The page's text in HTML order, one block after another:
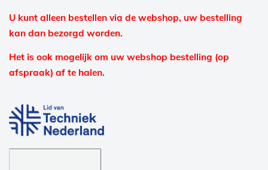
U kunt alleen bestellen via de webshop, uw bestelling
kan dan bezorgd worden.
Het is ook mogelijk om uw webshop bestelling (op
afspraak) af te halen.